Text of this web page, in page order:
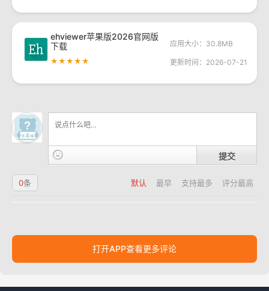
ehviewer苹果版2026官网版
下载
★★★★★
应用大小：30.8MB
更新时间：2026-07-21
提交
默认 最早 支持最多 评分最高
0条
打开APP查看更多评论